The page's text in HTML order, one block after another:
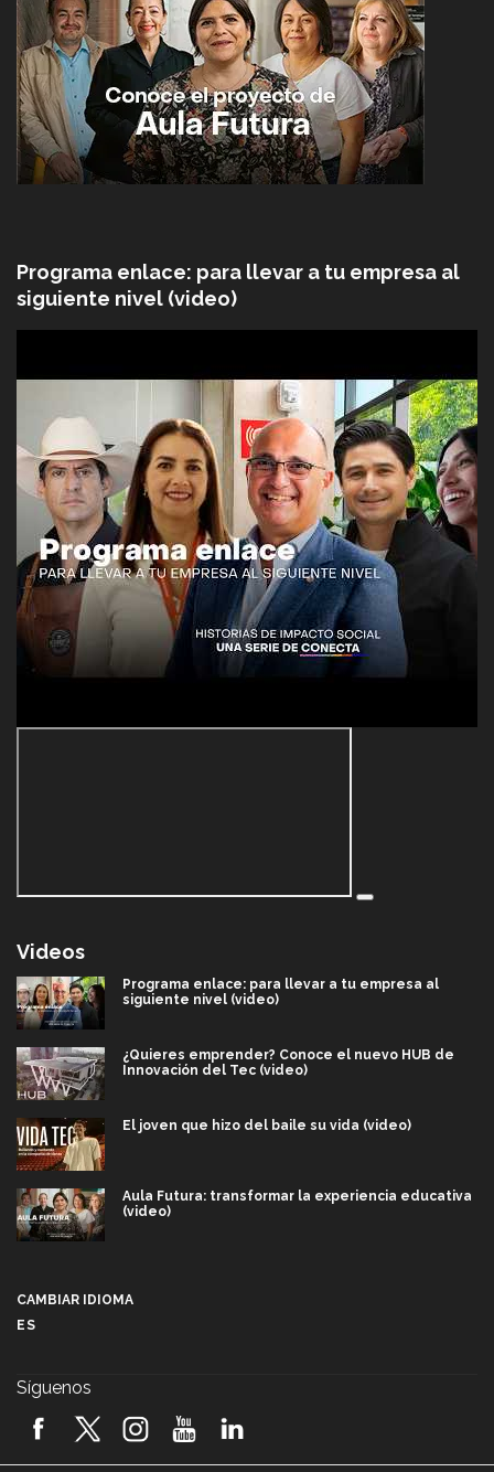
Programa enlace: para llevar a tu empresa al
siguiente nivel (video)
Videos
Programa enlace: para llevar a tu empresa al
siguiente nivel (video)
¿Quieres emprender? Conoce el nuevo HUB de
Innovación del Tec (video)
El joven que hizo del baile su vida (video)
Aula Futura: transformar la experiencia educativa
(video)
2026! (video)
CAMBIAR IDIOMA
ES
Síguenos